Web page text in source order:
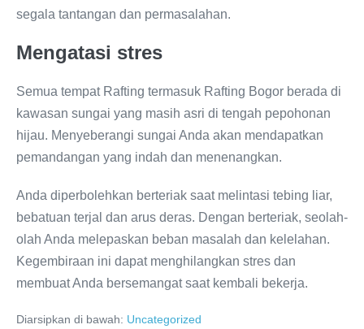
segala tantangan dan permasalahan.
Mengatasi stres
Semua tempat Rafting termasuk Rafting Bogor berada di
kawasan sungai yang masih asri di tengah pepohonan
hijau. Menyeberangi sungai Anda akan mendapatkan
pemandangan yang indah dan menenangkan.
Anda diperbolehkan berteriak saat melintasi tebing liar,
bebatuan terjal dan arus deras. Dengan berteriak, seolah-
olah Anda melepaskan beban masalah dan kelelahan.
Kegembiraan ini dapat menghilangkan stres dan
membuat Anda bersemangat saat kembali bekerja.
Diarsipkan di bawah: Uncategorized